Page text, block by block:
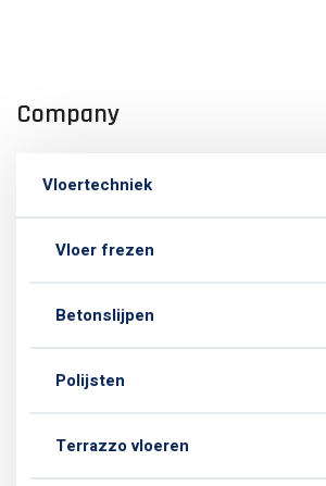
Company
Vloertechniek
Vloer frezen
Betonslijpen
Polijsten
Terrazzo vloeren